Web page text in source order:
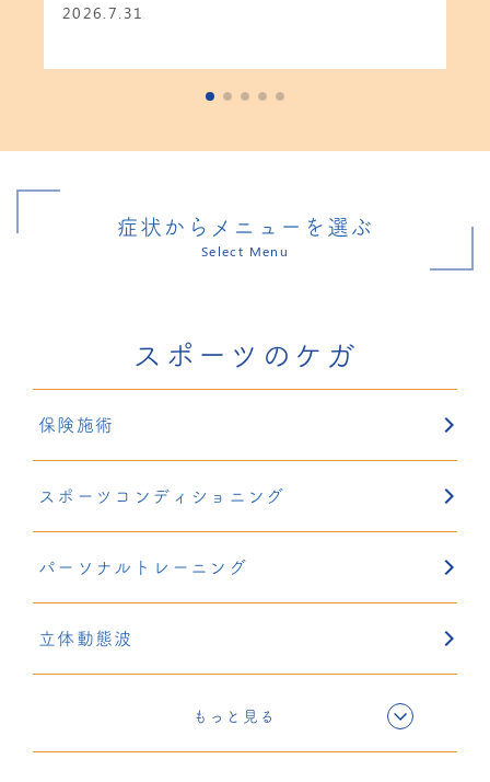
2026.7.31
症状からメニューを選ぶ
Select Menu
スポーツのケガ
保険施術
スポーツコンディショニング
パーソナルトレーニング
立体動態波
もっと見る